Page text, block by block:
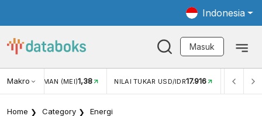
Indonesia
Masuk
Makro
(MEI)1,38 NILAI TUKAR USD/IDR 17.916 INFLASI YOY (JUL)
Home Category Energi